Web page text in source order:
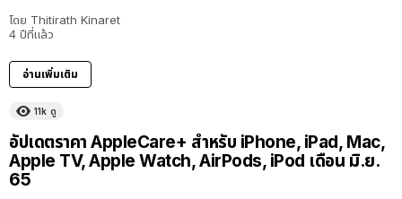
โดย Thitirath Kinaret
4 ปีที่แล้ว
อ่านเพิ่มเติม
11k ดู
อัปเดตราคา AppleCare+ สำหรับ iPhone, iPad, Mac,
Apple TV, Apple Watch, AirPods, iPod เดือน มิ.ย.
65